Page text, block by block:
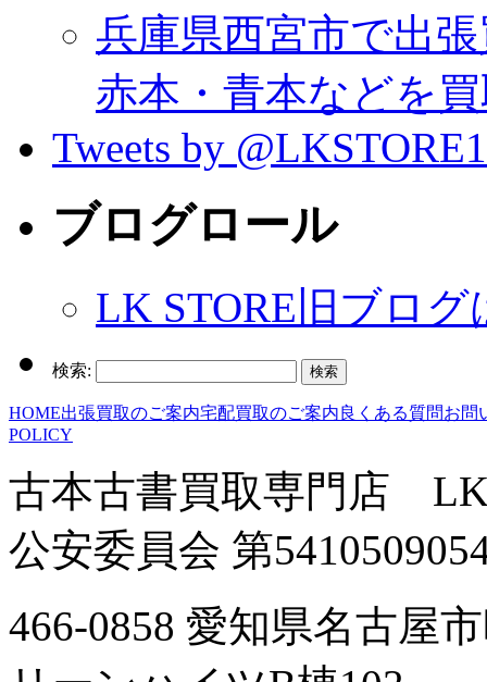
兵庫県西宮市で出
赤本・青本などを
Tweets by @LKSTORE1
ブログロール
LK STORE旧ブロ
検索:
HOME出張買取のご案内宅配買取のご案内良くある質問お問
POLICY
古本古書買取専門店
公安委員会 第
466-0858 愛知県名古屋